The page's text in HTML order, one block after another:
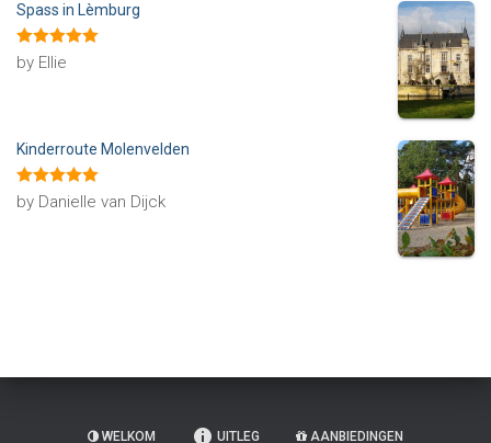
Spass in Lèmburg
Rated5out
of 5
by Ellie
Kinderroute Molenvelden
Rated5out
of 5
by Danielle van Dijck
WELKOM UITLEG AANBIEDINGEN